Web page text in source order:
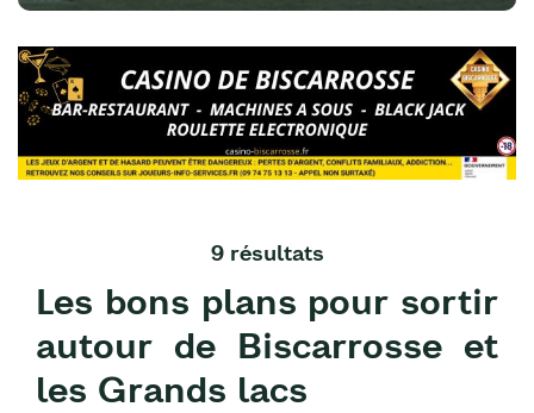
9 résultats
Les bons plans pour sortir
autour de Biscarrosse et
les Grands lacs